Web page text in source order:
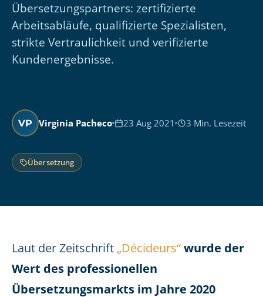
Übersetzungspartners: zertifizierte
Arbeitsabläufe, qualifizierte Spezialisten,
strikte Vertraulichkeit und verifizierte
Kundenergebnisse.
VP Virginia Pacheco 23 Aug 2021 3 Min. Lesezeit
Übersetzung
Laut der Zeitschrift „Décideurs“wurde der
Wert des professionellen
Übersetzungsmarkts im Jahre 2020